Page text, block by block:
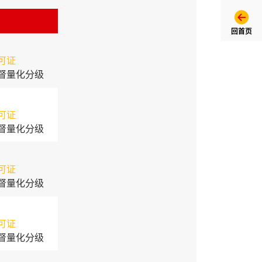
回首页
证
量化分级
证
量化分级
证
量化分级
证
量化分级